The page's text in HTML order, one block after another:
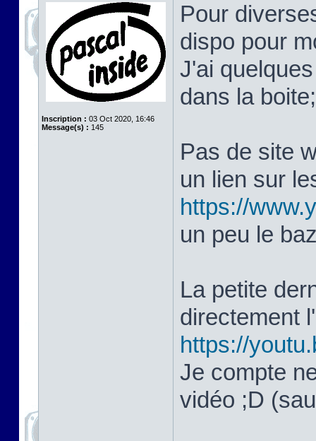
Inscription : 03 Oct 2020, 16:46
Message(s) : 145
Pour
dispo pour
J'ai
dans la
Pas de site
un lien sur
https://
un peu le
La petite
directement
https://
Je compte
vidéo ;D